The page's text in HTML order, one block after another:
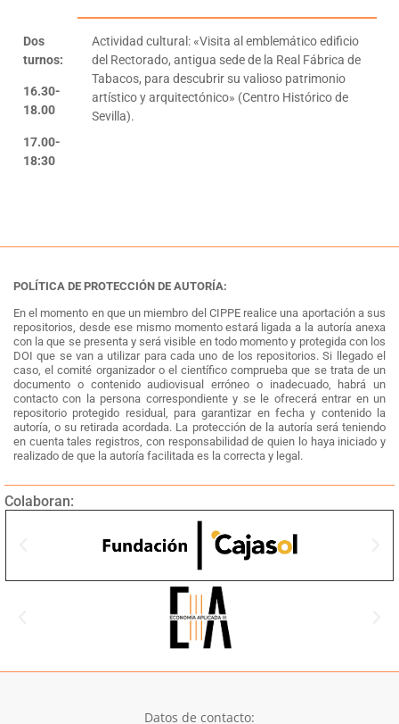
Dos
turnos:
16.30-
18.00
17.00-
18:30
Actividad cultural: «Visita al emblemático edificio
del Rectorado, antigua sede de la Real Fábrica de
Tabacos, para descubrir su valioso patrimonio
artístico y arquitectónico» (Centro Histórico de
Sevilla).
POLÍTICA DE PROTECCIÓN DE AUTORÍA:
En el momento en que un miembro del CIPPE realice una aportación a sus
repositorios, desde ese mismo momento estará ligada a la autoría anexa
con la que se presenta y será visible en todo momento y protegida con los
DOI que se van a utilizar para cada uno de los repositorios. Si llegado el
caso, el comité organizador o el científico comprueba que se trata de un
documento o contenido audiovisual erróneo o inadecuado, habrá un
contacto con la persona correspondiente y se le ofrecerá entrar en un
repositorio protegido residual, para garantizar en fecha y contenido la
autoría, o su retirada acordada. La protección de la autoría será teniendo
en cuenta tales registros, con responsabilidad de quien lo haya iniciado y
realizado de que la autoría facilitada es la correcta y legal.
Colaboran:
Datos de contacto: